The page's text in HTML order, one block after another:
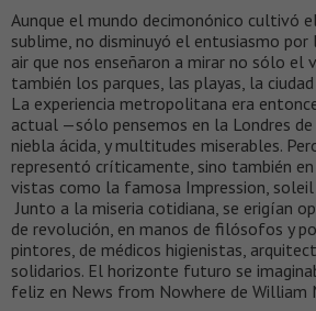
Aunque el mundo decimonónico cultivó
sublime, no disminuyó el entusiasmo por
air que nos enseñaron a mirar no sólo el
también los parques, las playas, la
La experiencia metropolitana era
actual —sólo pensemos en la Londres
niebla ácida, y multitudes miserables.
representó críticamente, sino también en
vistas como la famosa Impression,
Junto a la miseria cotidiana, se erigían
de revolución, en manos de filósofos y
pintores, de médicos higienistas,
solidarios. El horizonte futuro se
feliz en News from Nowhere de William